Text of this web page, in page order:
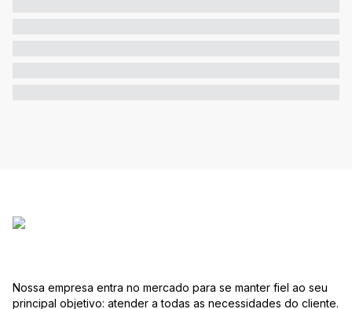
Nossa empresa entra no mercado para se manter fiel ao seu
principal objetivo: atender a todas as necessidades do cliente.